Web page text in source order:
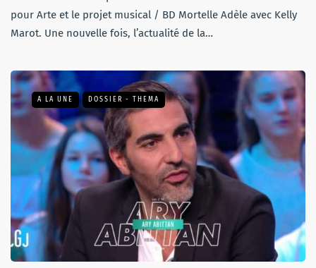
pour Arte et le projet musical / BD Mortelle Adèle avec Kelly
Marot. Une nouvelle fois, l’actualité de la…
A LA UNE DOSSIER - THEMA